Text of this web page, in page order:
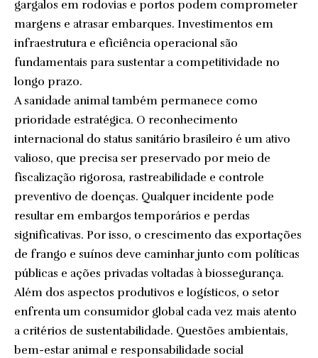
gargalos em rodovias e portos podem comprometer
margens e atrasar embarques. Investimentos em
infraestrutura e eficiência operacional são
fundamentais para sustentar a competitividade no
longo prazo.
A sanidade animal também permanece como
prioridade estratégica. O reconhecimento
internacional do status sanitário brasileiro é um ativo
valioso, que precisa ser preservado por meio de
fiscalização rigorosa, rastreabilidade e controle
preventivo de doenças. Qualquer incidente pode
resultar em embargos temporários e perdas
significativas. Por isso, o crescimento das exportações
de frango e suínos deve caminhar junto com políticas
públicas e ações privadas voltadas à biossegurança.
Além dos aspectos produtivos e logísticos, o setor
enfrenta um consumidor global cada vez mais atento
a critérios de sustentabilidade. Questões ambientais,
bem-estar animal e responsabilidade social